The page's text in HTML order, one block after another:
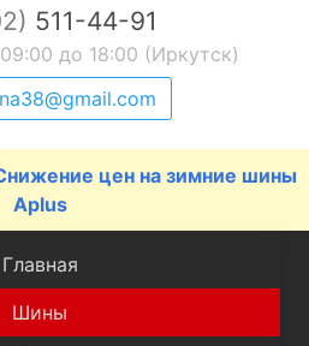
511-44-91
до 18:00 (Иркутск)
цен на зимние шины
Aplus
Главная
Шины